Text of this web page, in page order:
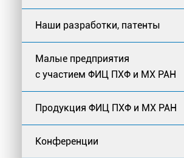
Наши разработки, патенты
Малые предприятия
с участием ФИЦ ПХФ и МХ РАН
Продукция ФИЦ ПХФ и МХ РАН
Конференции